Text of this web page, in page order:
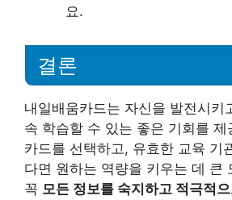
요.
결론
내일배움카드는 자신을 발전시키
속 학습할 수 있는 좋은 기회를
카드를 선택하고, 유효한 교육 기
다면 원하는 역량을 키우는 데 큰
꼭 모든 정보를 숙지하고 적극적